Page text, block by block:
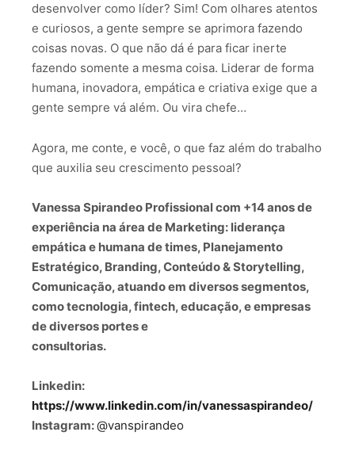
desenvolver como líder? Sim! Com olhares atentos
e curiosos, a gente sempre se aprimora fazendo
coisas novas. O que não dá é para ficar inerte
fazendo somente a mesma coisa. Liderar de forma
humana, inovadora, empática e criativa exige que a
gente sempre vá além. Ou vira chefe…
Agora, me conte, e você, o que faz além do trabalho
que auxilia seu crescimento pessoal?
Vanessa Spirandeo Profissional com +14 anos de
experiência na área de Marketing: liderança
empática e humana de times, Planejamento
Estratégico, Branding, Conteúdo & Storytelling,
Comunicação, atuando em diversos segmentos,
como tecnologia, fintech, educação, e empresas
de diversos portes e
consultorias.
Linkedin:
https://www.linkedin.com/in/vanessaspirandeo/
Instagram:@vanspirandeo